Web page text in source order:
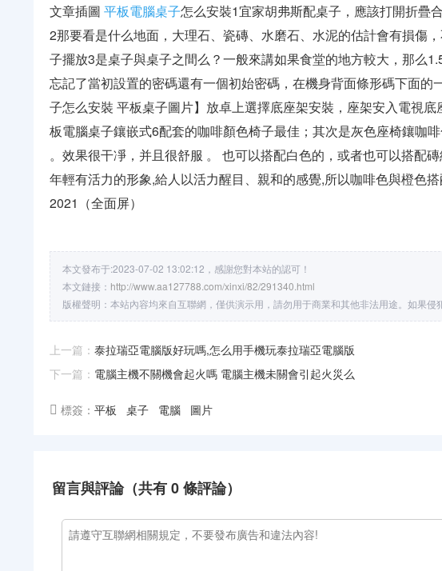
文章插圖 平板電腦桌子怎么安裝1宜家胡弗斯配桌子，應該打開折疊
2那要看是什么地面，大理石、瓷磚、水磨石、水泥的估計會有損傷
子擺放3是桌子與桌子之間么？一般來講如果食堂的地方較大，那么
忘記了當初設置的密碼還有一個初始密碼，在機身背面條形碼下面
子怎么安裝 平板桌子圖片】放卓上選擇底座架安裝，座架安入電視
板電腦桌子鑲嵌式6配套的咖啡顏色椅子最佳；其次是灰色座椅鑲咖
。效果很干凈，并且很舒服 。 也可以搭配白色的，或者也可以搭配
年輕有活力的形象,給人以活力醒目、親和的感覺,所以咖啡色與橙色
2021（全面屏）
本文發布于:2023-07-02 13:02:12，感謝您對本站的認可！
本文鏈接： http://www.aa127788.com/xinxi/82/291340.html
版權聲明：本站內容均來自互聯網，僅供演示用，請勿用于商業和其他非法用途。如果侵
上一篇： 泰拉瑞亞電腦版好玩嗎,怎么用手機玩泰拉瑞亞電腦版
下一篇： 電腦主機不關機會起火嗎 電腦主機未關會引起火災么
標簽： 平板 桌子 電腦 圖片
留言與評論（共有0條評論）